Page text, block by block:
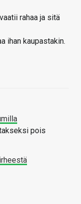
rahaa ja sitä
ihan kaupastakin.
pois